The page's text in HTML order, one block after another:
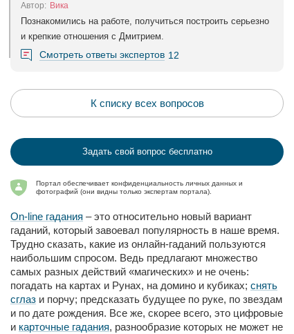
Автор: Вика
Познакомились на работе, получиться построить серьезно
и крепкие отношения с Дмитрием.
Смотреть ответы экспертов 12
К списку всех вопросов
Задать свой вопрос бесплатно
Портал обеспечивает конфиденциальность личных данных и
фотографий (они видны только экспертам портала).
On-line гадания – это относительно новый вариант
гаданий, который завоевал популярность в наше время.
Трудно сказать, какие из онлайн-гаданий пользуются
наибольшим спросом. Ведь предлагают множество
самых разных действий «магических» и не очень:
погадать на картах и Рунах, на домино и кубиках; снять
сглаз и порчу; предсказать будущее по руке, по звездам
и по дате рождения. Все же, скорее всего, это цифровые
и карточные гадания, разнообразие которых не может не